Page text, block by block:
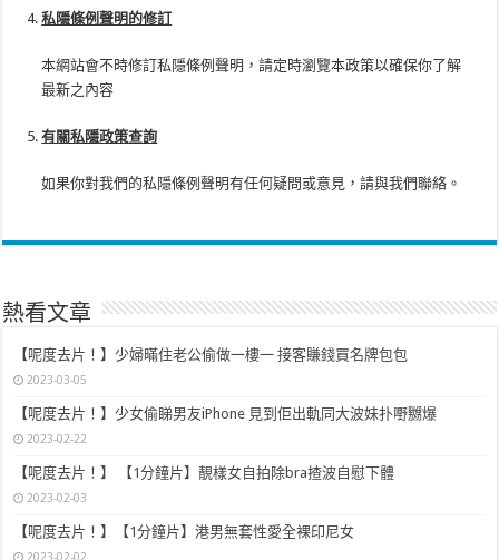
私隱條例聲明的修訂
本網站會不時修訂私隱條例聲明，請定時瀏覽本政策以確保你了解
最新之內容
有關私隱政策查詢
如果你對我們的私隱條例聲明有任何疑問或意見，請與我們聯絡。
熱看文章
【呢度去片！】少婦暪住老公偷做一樓一 接客賺錢買名牌包包
2023-03-05
【呢度去片！】少女偷睇男友iPhone 見到佢出軌同大波妹扑嘢嬲爆
2023-02-22
【呢度去片！】 【1分鐘片】靚樣女自拍除bra揸波自慰下體
2023-02-03
【呢度去片！】【1分鐘片】港男無套性愛全裸印尼女
2023-02-02